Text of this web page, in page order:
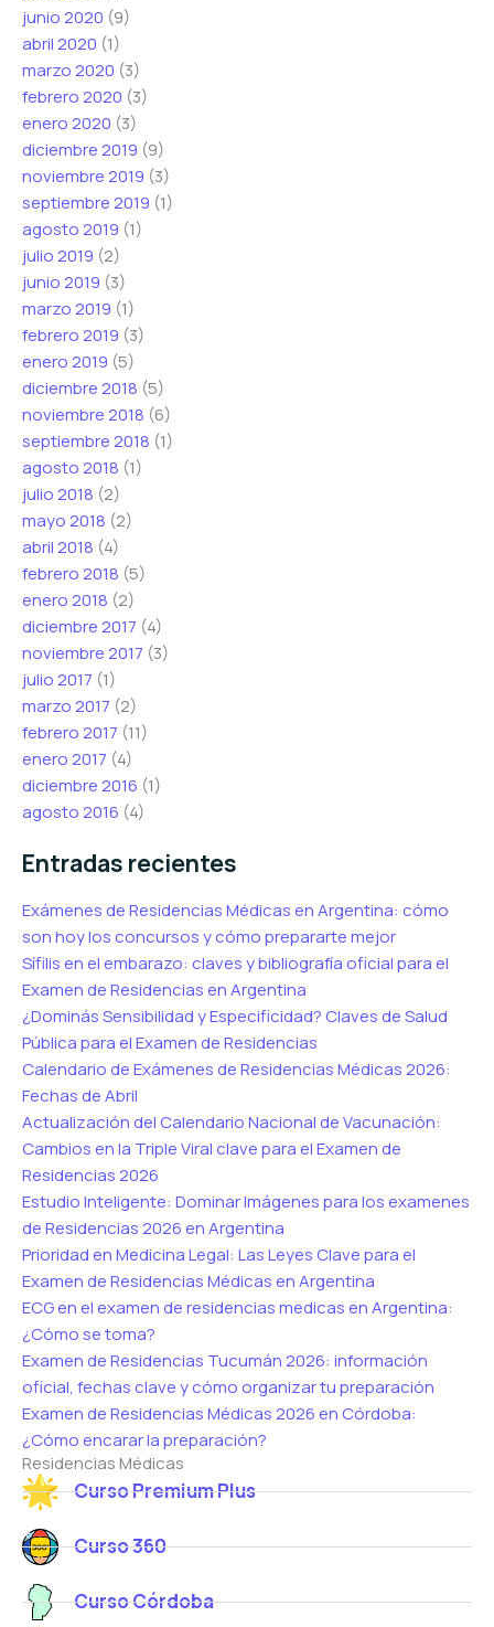
junio 2020 (9)
abril 2020 (1)
marzo 2020 (3)
febrero 2020 (3)
enero 2020 (3)
diciembre 2019 (9)
noviembre 2019 (3)
septiembre 2019 (1)
agosto 2019 (1)
julio 2019 (2)
junio 2019 (3)
marzo 2019 (1)
febrero 2019 (3)
enero 2019 (5)
diciembre 2018 (5)
noviembre 2018 (6)
septiembre 2018 (1)
agosto 2018 (1)
julio 2018 (2)
mayo 2018 (2)
abril 2018 (4)
febrero 2018 (5)
enero 2018 (2)
diciembre 2017 (4)
noviembre 2017 (3)
julio 2017 (1)
marzo 2017 (2)
febrero 2017 (11)
enero 2017 (4)
diciembre 2016 (1)
agosto 2016 (4)
Entradas recientes
Exámenes de Residencias Médicas en Argentina: cómo
son hoy los concursos y cómo prepararte mejor
Sífilis en el embarazo: claves y bibliografía oficial para el
Examen de Residencias en Argentina
¿Dominás Sensibilidad y Especificidad? Claves de Salud
Pública para el Examen de Residencias
Calendario de Exámenes de Residencias Médicas 2026:
Fechas de Abril
Actualización del Calendario Nacional de Vacunación:
Cambios en la Triple Viral clave para el Examen de
Residencias 2026
Estudio Inteligente: Dominar Imágenes para los examenes
de Residencias 2026 en Argentina
Prioridad en Medicina Legal: Las Leyes Clave para el
Examen de Residencias Médicas en Argentina
ECG en el examen de residencias medicas en Argentina:
¿Cómo se toma?
Examen de Residencias Tucumán 2026: información
oficial, fechas clave y cómo organizar tu preparación
Examen de Residencias Médicas 2026 en Córdoba:
¿Cómo encarar la preparación?
Residencias Médicas
Curso Premium Plus
Curso 360
Curso Córdoba